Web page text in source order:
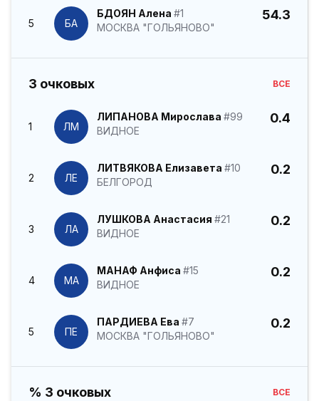
5 БА
БДОЯН Алена #1
МОСКВА "ГОЛЬЯНОВО"
54.3
3 очковых ВСЕ
1 ЛМ
ЛИПАНОВА Мирослава #99
ВИДНОЕ
0.4
2 ЛЕ
ЛИТВЯКОВА Елизавета #10
БЕЛГОРОД
0.2
3 ЛА
ЛУШКОВА Анастасия #21
ВИДНОЕ
0.2
4 МА
МАНАФ Анфиса #15
ВИДНОЕ
0.2
5 ПЕ
ПАРДИЕВА Ева #7
МОСКВА "ГОЛЬЯНОВО"
0.2
% 3 очковых ВСЕ